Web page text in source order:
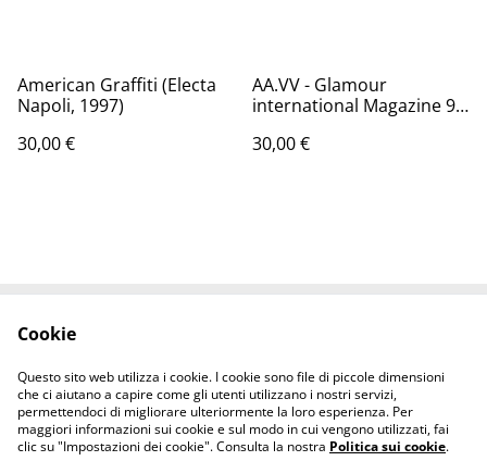
American Graffiti (Electa
Napoli, 1997)
30,00 €
AA.VV - Glamour
international Magazine 9
30,00 €
Informativa sulla
privacy
Politica sui Cookie
Cookie
Questo sito web utilizza i cookie. I cookie sono file di piccole dimensioni
che ci aiutano a capire come gli utenti utilizzano i nostri servizi,
permettendoci di migliorare ulteriormente la loro esperienza. Per
maggiori informazioni sui cookie e sul modo in cui vengono utilizzati, fai
clic su "Impostazioni dei cookie". Consulta la nostra Politica sui cookie.